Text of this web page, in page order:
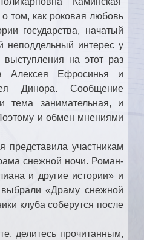
том, как роковая любовь
государства, начатый
интерес у
на этот раз
Алексея Ефросинья и
Динора. Сообщение
тема занимательная, и
и обмен мнениями
представила участникам
снежной ночи. Роман-
и другие истории» и
«Драму снежной
клуба соберутся после
делитесь прочитанным,